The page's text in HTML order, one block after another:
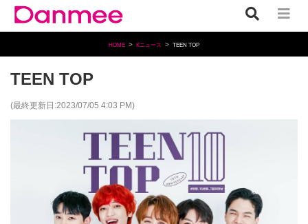
HOME Kニュース TEEN TOP
TEEN TOP
(最終更新日:2023/07/05 4:03 PM)